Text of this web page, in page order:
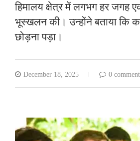
हिमालय क्षेत्र में लगभग हर जगह
भूस्खलन की। उन्होंने बताया कि
छोड़ना पड़ा।
December 18, 2025 0